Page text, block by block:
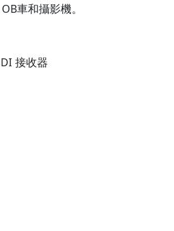
車和攝影機。
接收器